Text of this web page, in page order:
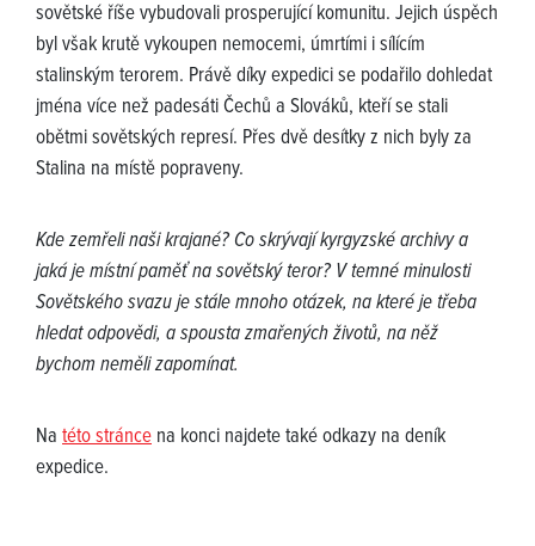
sovětské říše vybudovali prosperující komunitu. Jejich úspěch
byl však krutě vykoupen nemocemi, úmrtími i sílícím
stalinským terorem. Právě díky expedici se podařilo dohledat
jména více než padesáti Čechů a Slováků, kteří se stali
obětmi sovětských represí. Přes dvě desítky z nich byly za
Stalina na místě popraveny.
Kde zemřeli naši krajané? Co skrývají kyrgyzské archivy a
jaká je místní paměť na sovětský teror? V temné minulosti
Sovětského svazu je stále mnoho otázek, na které je třeba
hledat odpovědi, a spousta zmařených životů, na něž
bychom neměli zapomínat.
Na této stránce na konci najdete také odkazy na deník
expedice.